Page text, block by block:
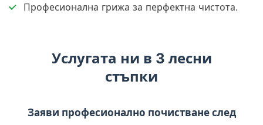
Професионална грижа за перфектна чистота.
Услугата ни в 3 лесни
стъпки
Заяви професионално почистване след